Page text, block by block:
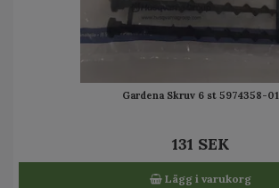
Gardena Skruv 6 st 5974358-01
131 SEK
Lägg i varukorg